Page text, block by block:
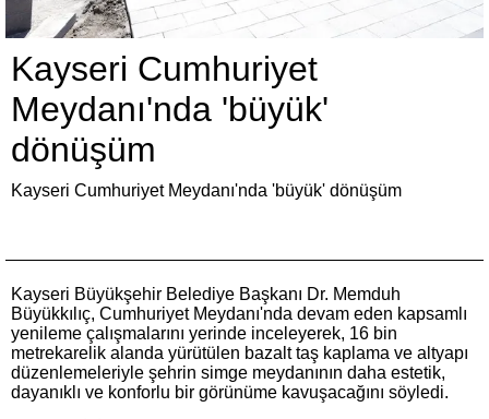
Kayseri Cumhuriyet
Meydanı'nda 'büyük'
dönüşüm
Kayseri Cumhuriyet Meydanı'nda 'büyük' dönüşüm
Kayseri Büyükşehir Belediye Başkanı Dr. Memduh
Büyükkılıç, Cumhuriyet Meydanı'nda devam eden kapsamlı
yenileme çalışmalarını yerinde inceleyerek, 16 bin
metrekarelik alanda yürütülen bazalt taş kaplama ve altyapı
düzenlemeleriyle şehrin simge meydanının daha estetik,
dayanıklı ve konforlu bir görünüme kavuşacağını söyledi.